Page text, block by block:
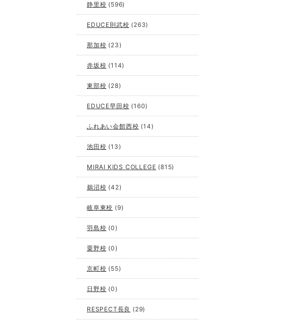
静里校 (596)
EDUCE則武校 (263)
那加校 (23)
赤坂校 (114)
東部校 (28)
EDUCE早田校 (160)
ふれあい会館西校 (14)
池田校 (13)
MIRAI KIDS COLLEGE (815)
鵜沼校 (42)
岐阜東校 (9)
羽島校 (0)
粟野校 (0)
京町校 (55)
日野校 (0)
RESPECT長良 (29)